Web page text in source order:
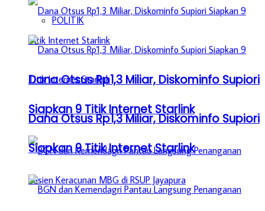
Dana Otsus Rp1,3 Miliar, Diskominfo Supiori
Siapkan 9 Titik Internet Starlink
POLITIK
Dana Otsus Rp1,3 Miliar, Diskominfo Supiori
Siapkan 9 Titik Internet Starlink